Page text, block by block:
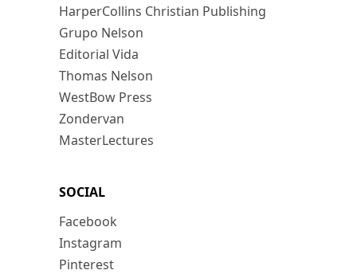
HarperCollins Christian Publishing
Grupo Nelson
Editorial Vida
Thomas Nelson
WestBow Press
Zondervan
MasterLectures
SOCIAL
Facebook
Instagram
Pinterest